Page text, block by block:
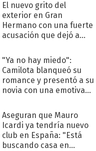
El nuevo grito del
exterior en Gran
Hermano con una fuerte
acusación que dejó a
"Traidora"
"Ya no hay miedo":
Camilota blanqueó su
romance y presentó a su
novia con una emotiva
Aseguran que Mauro
Icardi ya tendría nuevo
club en España: "Está
buscando casa en